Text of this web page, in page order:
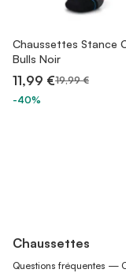
Chaussettes Stance
Bulls Noir
11,99 €19,99 €
-40%
Chaussettes
Questions fréquentes —